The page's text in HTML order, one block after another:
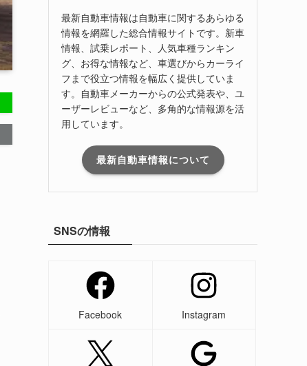
最新自動車情報は自動車に関するあらゆる
情報を網羅した総合情報サイトです。新車
情報、試乗レポート、人気車種ランキン
グ、お得な情報など、車選びからカーライ
フまで役立つ情報を幅広く提供していま
す。自動車メーカーからの公式発表や、ユ
ーザーレビューなど、多角的な情報源を活
用しています。
最新自動車情報について
SNSの情報
Facebook Instagram